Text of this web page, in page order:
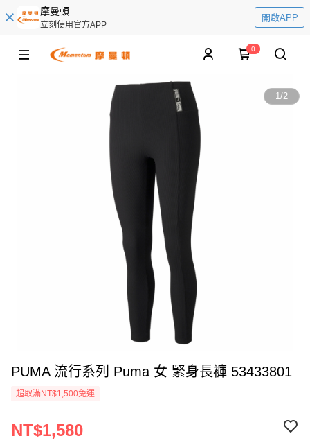
摩曼頓
立刻使用官方APP
開啟APP
0
1/2
PUMA 流行系列 Puma 女 緊身長褲 53433801
超取滿NT$1,500免運
NT$1,580